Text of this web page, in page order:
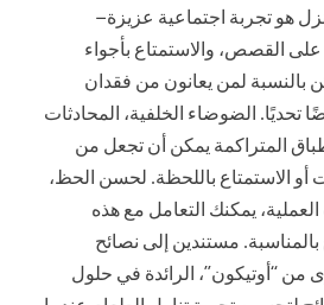
هو تجربة اجتماعية عزيزة—
القصص، والاستمتاع بأجواء
بالنسبة لمن يعانون من فقدان
تحديًا. الضوضاء الخلفية، المحادثات
المتراكمة يمكن أن تجعل من
أو الاستمتاع باللحظة. لحسن الحظ،
يمكنك التعامل مع هذه
بالمناسبة. مستندين إلى نصائح
من “أوتيكون”، الرائدة في حلول